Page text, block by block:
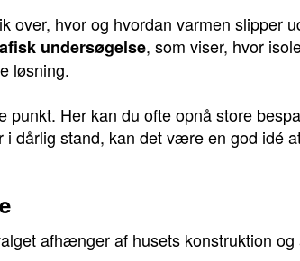
over, hvor og hvordan varmen slipper
undersøgelse, som viser, hvor
løsning.
Her kan du ofte opnå store
dårlig stand, kan det være en god idé
afhænger af husets konstruktion og